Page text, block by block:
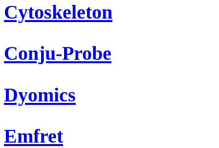
Cytoskeleton
Conju-Probe
Dyomics
Emfret